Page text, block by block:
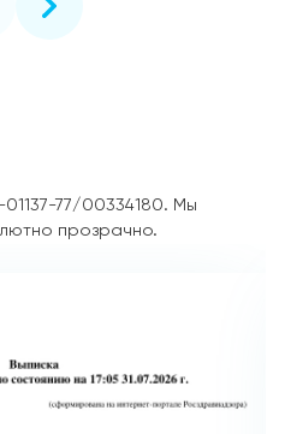
01137-77/00334180. Мы
прозрачно.